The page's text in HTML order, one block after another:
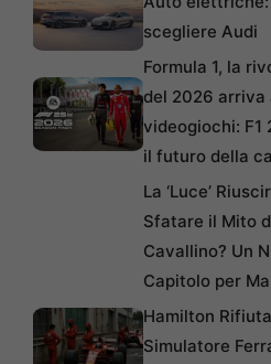
scegliere Audi
Formula 1, la
del 2026 arriva
videogiochi: F1
il futuro della
La ‘Luce’
Sfatare il Mito
Cavallino? Un
Capitolo per
Hamilton Rifiuta
Simulatore